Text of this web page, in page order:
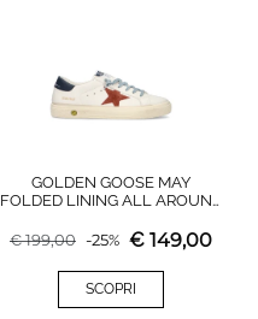
GOLDEN GOOSE MAY
FOLDED LINING ALL AROUND
€199,00 -25% € 149,00
SCOPRI